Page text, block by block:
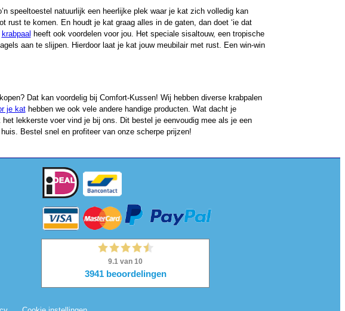
speeltoestel natuurlijk een heerlijke plek waar je kat zich volledig kan
rust te komen. En houdt je kat graag alles in de gaten, dan doet ‘ie dat
krabpaal heeft ook voordelen voor jou. Het speciale sisaltouw, een tropische
aan te slijpen. Hierdoor laat je kat jouw meubilair met rust. Een win-win
Dat kan voordelig bij Comfort-Kussen! Wij hebben diverse krabpalen
je kathebben we ook vele andere handige producten. Wat dacht je
lekkerste voer vind je bij ons. Dit bestel je eenvoudig mee als je een
Bestel snel en profiteer van onze scherpe prijzen!